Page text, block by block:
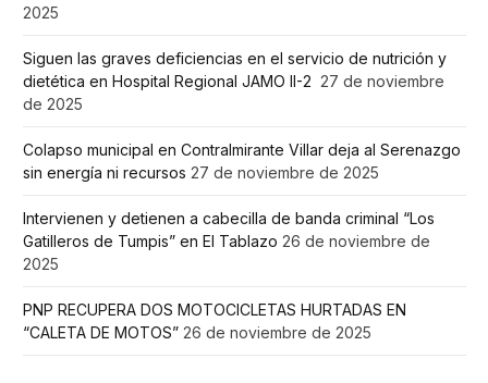
2025
Siguen las graves deficiencias en el servicio de nutrición y
dietética en Hospital Regional JAMO II-2 27 de noviembre
de 2025
Colapso municipal en Contralmirante Villar deja al Serenazgo
sin energía ni recursos 27 de noviembre de 2025
Intervienen y detienen a cabecilla de banda criminal “Los
Gatilleros de Tumpis” en El Tablazo 26 de noviembre de
2025
PNP RECUPERA DOS MOTOCICLETAS HURTADAS EN
“CALETA DE MOTOS” 26 de noviembre de 2025